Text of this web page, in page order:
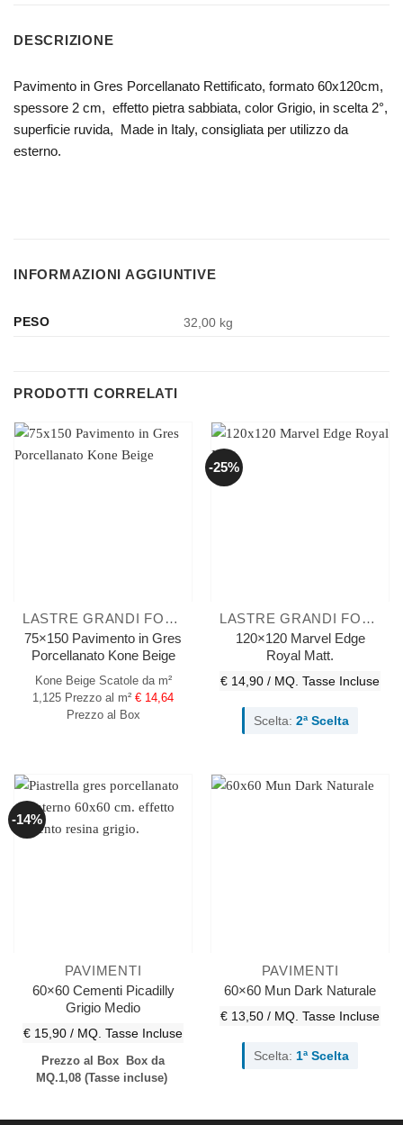
DESCRIZIONE
Pavimento in Gres Porcellanato Rettificato, formato 60x120cm,
spessore 2 cm, effetto pietra sabbiata, color Grigio, in scelta 2°,
superficie ruvida, Made in Italy, consigliata per utilizzo da
esterno.
INFORMAZIONI AGGIUNTIVE
PESO 32,00 kg
PRODOTTI CORRELATI
LASTRE GRANDI FORMATI
75×150 Pavimento in Gres
Porcellanato Kone Beige
Kone Beige Scatole da m²
1,125 Prezzo al m² € 14,64
Prezzo al Box
-25%
LASTRE GRANDI FORMATI
120×120 Marvel Edge
Royal Matt.
€ 14,90 / MQ. Tasse Incluse
Scelta: 2ª Scelta
-14%
PAVIMENTI
60×60 Cementi Picadilly
Grigio Medio
€ 15,90 / MQ. Tasse Incluse
Prezzo al Box Box da
MQ.1,08 (Tasse incluse)
PAVIMENTI
60×60 Mun Dark Naturale
€ 13,50 / MQ. Tasse Incluse
Scelta: 1ª Scelta